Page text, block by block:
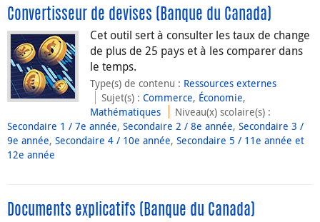
Convertisseur de devises (Banque du Canada)
Cet outil sert à consulter les taux de change
de plus de 25 pays et à les comparer dans
le temps.
Type(s) de contenu : Ressources externes
Sujet(s) :Commerce, Économie,
Mathématiques
Niveau(x) scolaire(s) :
Secondaire 1 / 7e année, Secondaire 2 / 8e année, Secondaire 3 /
9e année, Secondaire 4 / 10e année, Secondaire 5 / 11e année et
12e année
Documents explicatifs (Banque du Canada)